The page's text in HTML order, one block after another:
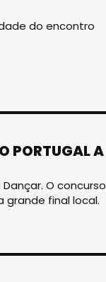
do encontro
PORTUGAL A
O concurso
grande final local.